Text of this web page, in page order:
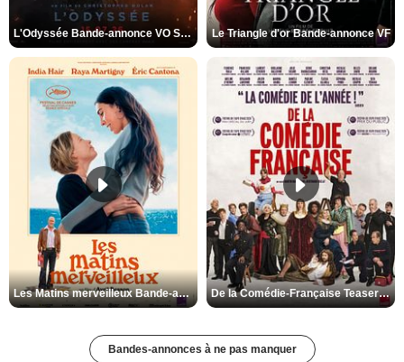
L'Odyssée Bande-annonce VO STFR Le Triangle d'or Bande-annonce VF
Les Matins merveilleux Bande-annonce VF De la Comédie-Française Teaser VF
Bandes-annonces à ne pas manquer